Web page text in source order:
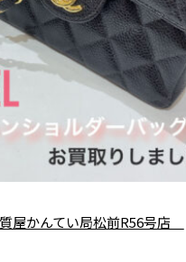
屋かんてい局松前R56号店